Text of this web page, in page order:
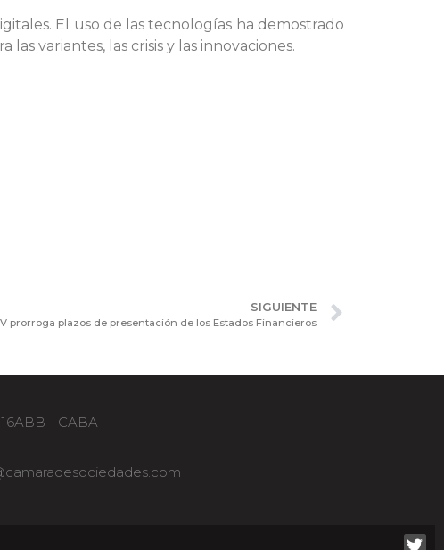
El uso de las tecnologías ha demostrado
variantes, las crisis y las innovaciones.
SIGUIENTE
prorroga plazos de presentación de los Estados Financieros
- CABA